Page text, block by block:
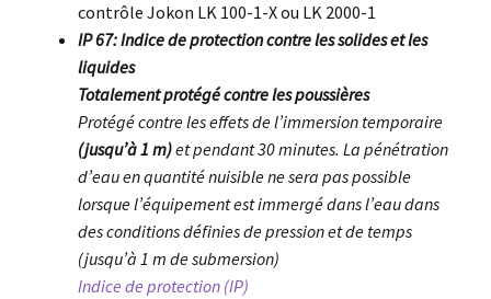
contrôle Jokon LK 100-1-X ou LK 2000-1
IP 67: Indice de protection contre les solides et les
liquides
Totalement protégé contre les poussières
Protégé contre les effets de l’immersion temporaire
(jusqu’à 1 m)et pendant 30 minutes. La pénétration
d’eau en quantité nuisible ne sera pas possible
lorsque l’équipement est immergé dans l’eau dans
des conditions définies de pression et de temps
(jusqu’à 1 m de submersion)
Indice de protection (IP)